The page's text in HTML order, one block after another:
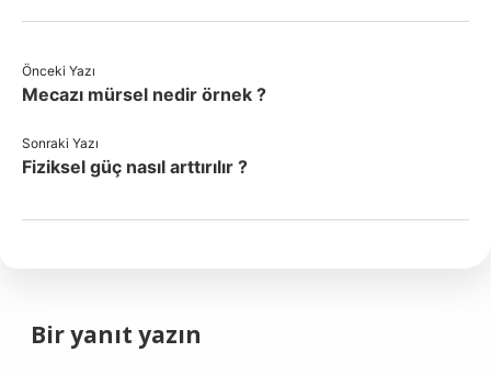
Önceki Yazı
Mecazı mürsel nedir örnek ?
Sonraki Yazı
Fiziksel güç nasıl arttırılır ?
Bir yanıt yazın